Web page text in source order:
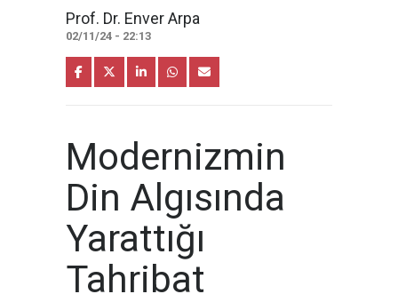
Prof. Dr. Enver Arpa
02/11/24 - 22:13
Modernizmin
Din Algısında
Yarattığı
Tahribat